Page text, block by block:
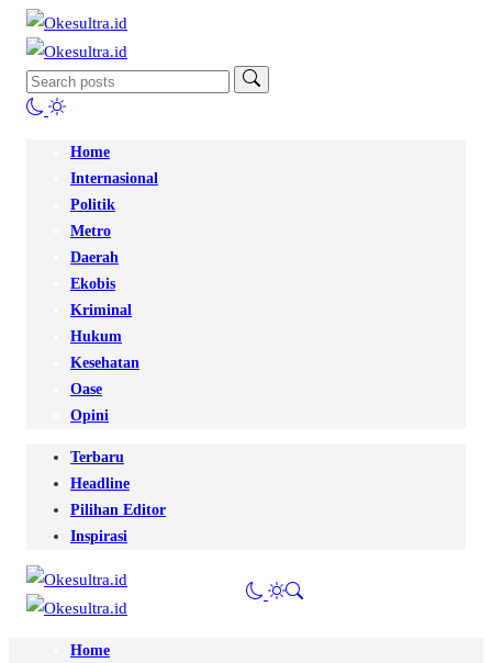
Home
Internasional
Politik
Metro
Daerah
Ekobis
Kriminal
Hukum
Kesehatan
Oase
Opini
Terbaru
Headline
Pilihan Editor
Inspirasi
Home